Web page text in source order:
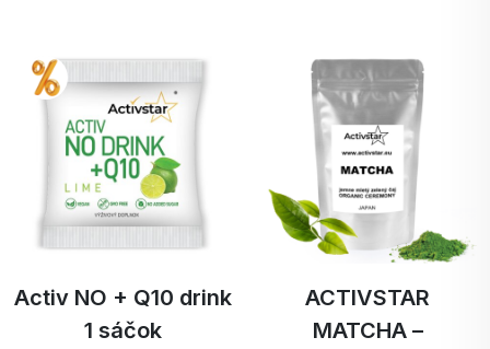
Activ NO + Q10 drink
1 sáčok
ACTIVSTAR
MATCHA –